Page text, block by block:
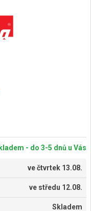
- do 3-5 dnů u Vás
večtvrtek 13.08.
ve středu 12.08.
Skladem